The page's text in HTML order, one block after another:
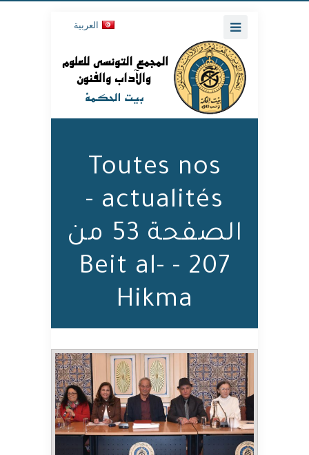
العربية
Toutes nos
actualités -
الصفحة 53 من
207 - Beit al-
Hikma